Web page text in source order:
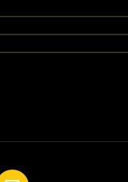
ZOBRAZIT